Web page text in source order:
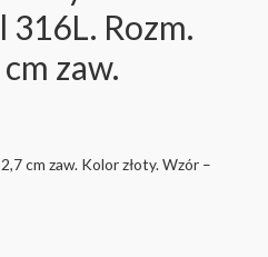
316L. Rozm.
zaw.
cm zaw. Kolor złoty. Wzór –